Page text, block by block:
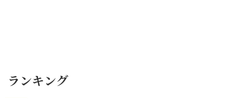
ランキング